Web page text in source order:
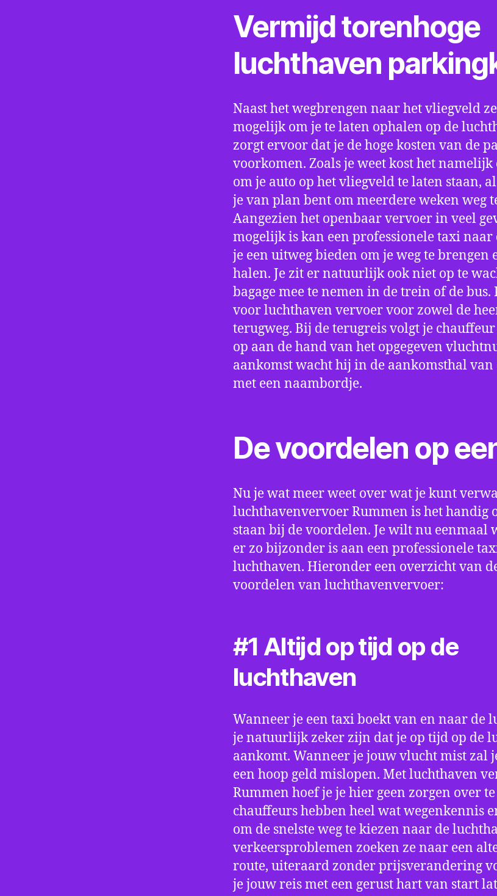
Vermijd torenhoge
luchthaven
Naast het wegbrengen naar het vliegveld
mogelijk om je te laten ophalen op de
zorgt ervoor dat je de hoge kosten van de
voorkomen. Zoals je weet kost het namelijk
om je auto op het vliegveld te laten staan,
je van plan bent om meerdere weken weg
Aangezien het openbaar vervoer in veel
mogelijk is kan een professionele taxi naar
je een uitweg bieden om je weg te brengen
halen. Je zit er natuurlijk ook niet op te
bagage mee te nemen in de trein of de bus.
voor luchthaven vervoer voor zowel de
terugweg. Bij de terugreis volgt je
op aan de hand van het opgegeven
aankomst wacht hij in de aankomsthal
met een naambordje.
De voordelen op
Nu je wat meer weet over wat je kunt
luchthavenvervoer Rummen is het handig
staan bij de voordelen. Je wilt nu eenmaal
er zo bijzonder is aan een professionele
luchthaven. Hieronder een overzicht van
voordelen van luchthavenvervoer:
#1 Altijd op tijd op de
luchthaven
Wanneer je een taxi boekt van en naar de
je natuurlijk zeker zijn dat je op tijd op de
aankomt. Wanneer je jouw vlucht mist zal
een hoop geld mislopen. Met luchthaven
Rummen hoef je je hier geen zorgen over
chauffeurs hebben heel wat wegenkennis
om de snelste weg te kiezen naar de
verkeersproblemen zoeken ze naar een
route, uiteraard zonder prijsverandering
je jouw reis met een gerust hart van start